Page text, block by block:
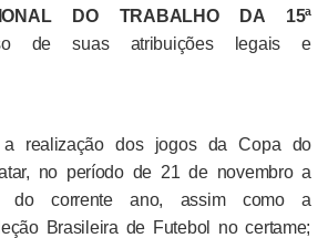
DO TRABALHO DA 15ª
de suas atribuições legais e
a realização dos jogos da Copa do
no período de 21 de novembro a
do corrente ano, assim como a
Brasileira de Futebol no certame;